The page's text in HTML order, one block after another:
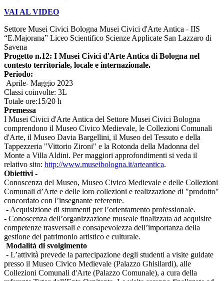
VAI AL VIDEO
Settore Musei Civici Bologna Musei Civici d'Arte Antica - IIS
“E.Majorana” Liceo Scientifico Scienze Applicate San Lazzaro di
Savena
Progetto n.12: I Musei Civici d'Arte Antica di Bologna nel
contesto territoriale, locale e internazionale.
Periodo:
Aprile- Maggio 2023
Classi coinvolte: 3L
Totale ore:15/20 h
Premessa
I Musei Civici d'Arte Antica del Settore Musei Civici Bologna
comprendono il Museo Civico Medievale, le Collezioni Comunali
d'Arte, il Museo Davia Bargellini, il Museo del Tessuto e della
Tappezzeria "Vittorio Zironi" e la Rotonda della Madonna del
Monte a Villa Aldini. Per maggiori approfondimenti si veda il
relativo sito: http://www.museibologna.it/arteantica.
Obiettivi -
Conoscenza del Museo, Museo Civico Medievale e delle Collezioni
Comunali d’Arte e delle loro collezioni e realizzazione di "prodotto"
concordato con l’insegnante referente.
- Acquisizione di strumenti per l’orientamento professionale.
- Conoscenza dell’organizzazione museale finalizzata ad acquisire
competenze trasversali e consapevolezza dell’importanza della
gestione del patrimonio artistico e culturale.
Modalità di svolgimento
- L’attività prevede la partecipazione degli studenti a visite guidate
presso il Museo Civico Medievale (Palazzo Ghisilardi), alle
Collezioni Comunali d'Arte (Palazzo Comunale), a cura della